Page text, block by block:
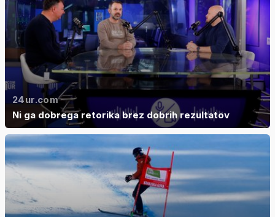
24ur.com
Ni ga dobrega retorika brez dobrih rezultatov